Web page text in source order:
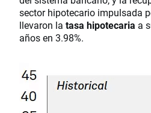
sector hipotecario impulsada
llevaron la tasa hipotecaria a
años en 3.98%.